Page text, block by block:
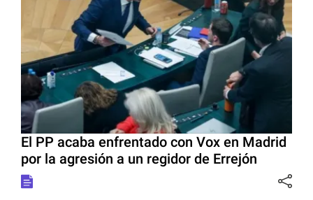
El PP acaba enfrentado con Vox en Madrid
por la agresión a un regidor de Errejón